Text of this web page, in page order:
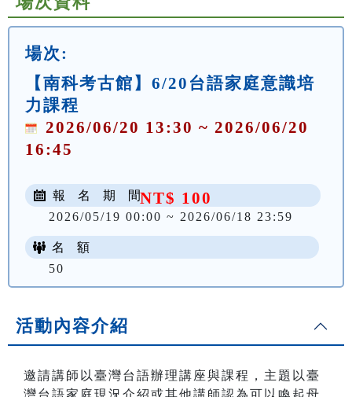
場次:
【南科考古館】6/20台語家庭意識培
力課程
2026/06/20 13:30 ~ 2026/06/20
16:45
NT$ 100
報 名 期 間
2026/05/19 00:00 ~ 2026/06/18 23:59
名 額
50
活動內容介紹
邀請講師以臺灣台語辦理講座與課程，主題以臺